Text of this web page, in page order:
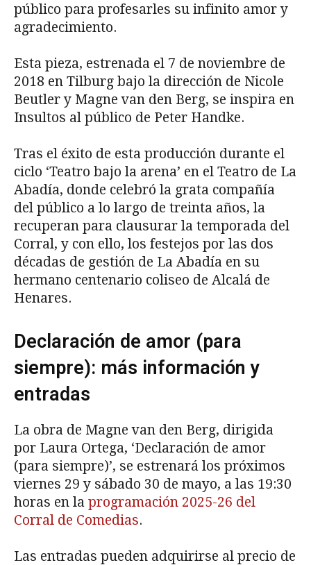
público para profesarles su infinito amor y
agradecimiento.
Esta pieza, estrenada el 7 de noviembre de
2018 en Tilburg bajo la dirección de Nicole
Beutler y Magne van den Berg, se inspira en
Insultos al público de Peter Handke.
Tras el éxito de esta producción durante el
ciclo ‘Teatro bajo la arena’ en el Teatro de La
Abadía, donde celebró la grata compañía
del público a lo largo de treinta años, la
recuperan para clausurar la temporada del
Corral, y con ello, los festejos por las dos
décadas de gestión de La Abadía en su
hermano centenario coliseo de Alcalá de
Henares.
Declaración de amor (para
siempre): más información y
entradas
La obra de Magne van den Berg, dirigida
por Laura Ortega, ‘Declaración de amor
(para siempre)’, se estrenará los próximos
viernes 29 y sábado 30 de mayo, a las 19:30
horas en la programación 2025-26 del
Corral de Comedias.
Las entradas pueden adquirirse al precio de